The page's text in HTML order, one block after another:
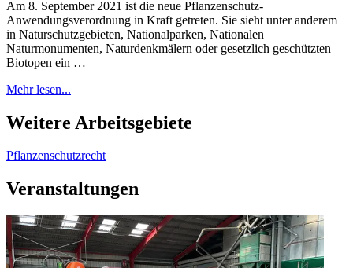
Am 8. September 2021 ist die neue Pflanzenschutz-
Anwendungsverordnung in Kraft getreten. Sie sieht unter anderem
in Naturschutzgebieten, Nationalparken, Nationalen
Naturmonumenten, Naturdenkmälern oder gesetzlich geschützten
Biotopen ein …
Mehr lesen...
Weitere Arbeitsgebiete
Pflanzenschutzrecht
Veranstaltungen